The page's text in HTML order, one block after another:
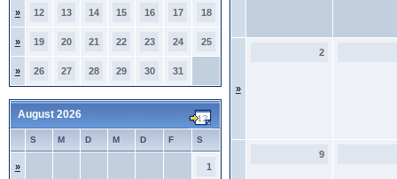
» 12 13 14 15 16 17 18
» 19 20 21 22 23 24 25
» 26 27 28 29 30 31
August 2026
S M D M D F S
» 1
»
2
9